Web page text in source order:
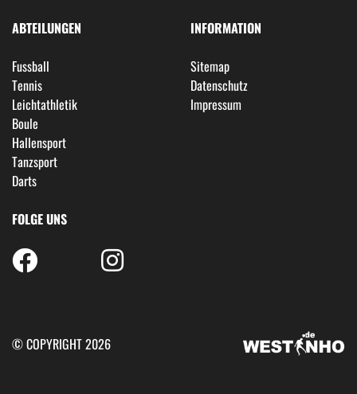
ABTEILUNGEN
Fussball
Tennis
Leichtathletik
Boule
Hallensport
Tanzsport
Darts
INFORMATION
Sitemap
Datenschutz
Impressum
FOLGE UNS
© COPYRIGHT 2026